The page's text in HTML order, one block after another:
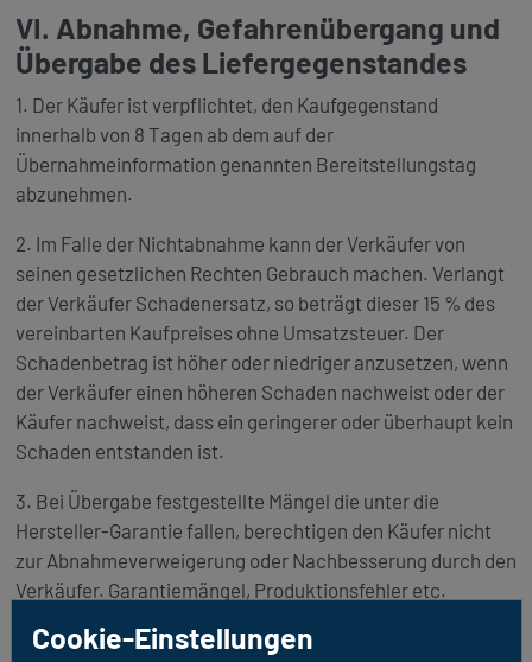
VI. Abnahme, Gefahrenübergang und
Übergabe des Liefergegenstandes
1. Der Käufer ist verpflichtet, den Kaufgegenstand
innerhalb von 8 Tagen ab dem auf der
Übernahmeinformation genannten Bereitstellungstag
abzunehmen.
2. Im Falle der Nichtabnahme kann der Verkäufer von
seinen gesetzlichen Rechten Gebrauch machen. Verlangt
der Verkäufer Schadenersatz, so beträgt dieser 15 % des
vereinbarten Kaufpreises ohne Umsatzsteuer. Der
Schadenbetrag ist höher oder niedriger anzusetzen, wenn
der Verkäufer einen höheren Schaden nachweist oder der
Käufer nachweist, dass ein geringerer oder überhaupt kein
Schaden entstanden ist.
3. Bei Übergabe festgestellte Mängel die unter die
Hersteller-Garantie fallen, berechtigen den Käufer nicht
zur Abnahmeverweigerung oder Nachbesserung durch den
Verkäufer. Garantiemängel, Produktionsfehler etc.
angemeldet werden. Der Verkäufer ist nicht verpflichtet
Cookie-Einstellungen